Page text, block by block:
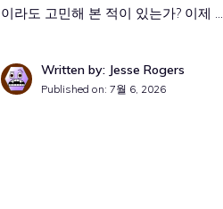
이라도 고민해 본 적이 있는가? 이제 …
Written by: Jesse Rogers
Published on: 7월 6, 2026